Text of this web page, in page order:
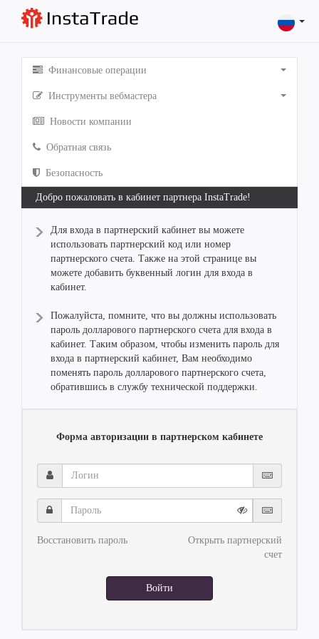
Финансовые операции
Инструменты вебмастера
Новости компании
Обратная связь
Безопасность
Добро пожаловать в кабинет партнера InstaTrade!
Для входа в партнерский кабинет вы можете
использовать партнерский код или номер
партнерского счета. Также на этой странице вы
можете добавить буквенный логин для входа в
кабинет.
Пожалуйста, помните, что вы должны использовать
пароль долларового партнерского счета для входа в
кабинет. Таким образом, чтобы изменить пароль для
входа в партнерский кабинет, Вам необходимо
поменять пароль долларового партнерского счета,
обратившись в службу технической поддержки.
Форма авторизации в партнерском кабинете
Логин
Пароль
Восстановить пароль
Открыть партнерский
счет
Войти